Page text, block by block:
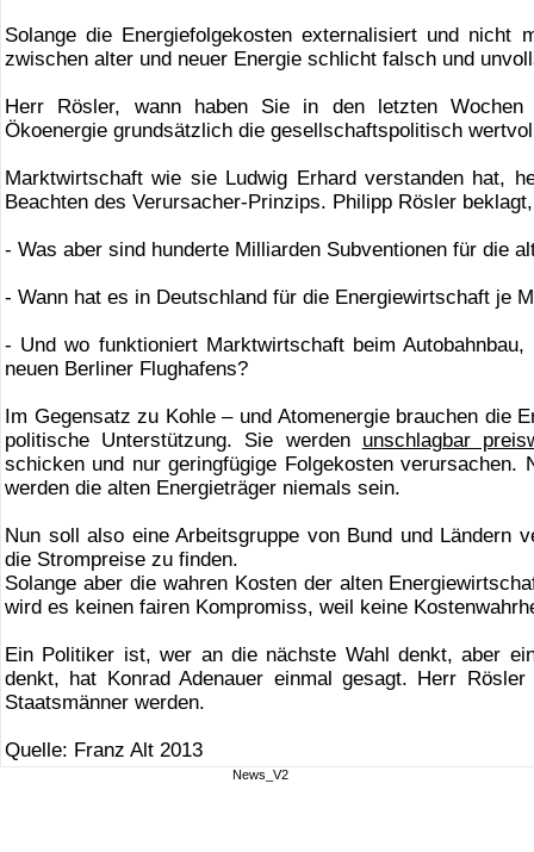
Solange die Energiefolgekosten externalisiert und nicht
zwischen alter und neuer Energie schlicht falsch und
Herr Rösler, wann haben Sie in den letzten
Ökoenergie grundsätzlich die gesellschaftspolitisch
Marktwirtschaft wie sie Ludwig Erhard verstanden hat,
Beachten des Verursacher-Prinzips. Philipp Rösler
- Was aber sind hunderte Milliarden Subventionen für die
- Wann hat es in Deutschland für die Energiewirtschaft je
- Und wo funktioniert Marktwirtschaft beim
neuen Berliner Flughafens?
Im Gegensatz zu Kohle – und Atomenergie brauchen die
politische Unterstützung. Sie werden unschlagbar
schicken und nur geringfügige Folgekosten
werden die alten Energieträger niemals sein.
Nun soll also eine Arbeitsgruppe von Bund und Ländern
die Strompreise zu finden.
Solange aber die wahren Kosten der alten
wird es keinen fairen Kompromiss, weil keine
Ein Politiker ist, wer an die nächste Wahl denkt, aber
denkt, hat Konrad Adenauer einmal gesagt. Herr
Staatsmänner werden.
Quelle: Franz Alt 2013
News_V2